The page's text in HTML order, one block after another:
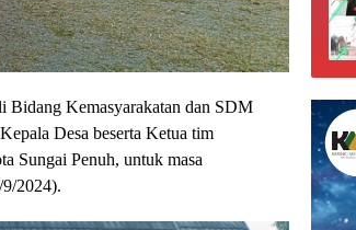
Kemasyarakatan dan SDM
Desa beserta Ketua tim
Sungai Penuh, untuk masa
9/2024).